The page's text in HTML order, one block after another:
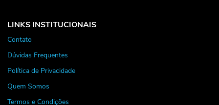
LINKS INSTITUCIONAIS
Contato
Dúvidas Frequentes
Política de Privacidade
Quem Somos
Termos e Condições